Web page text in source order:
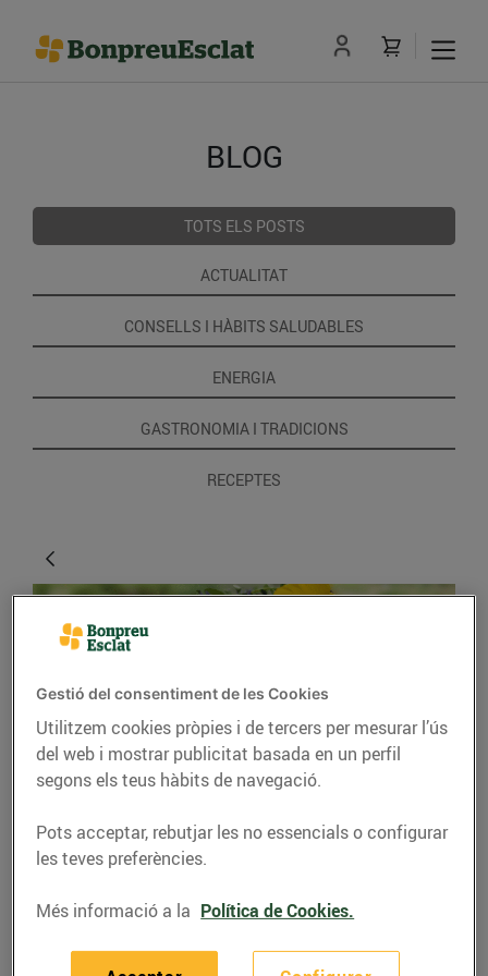
BLOG
TOTS ELS POSTS
ACTUALITAT
CONSELLS I HÀBITS SALUDABLES
ENERGIA
GASTRONOMIA I TRADICIONS
RECEPTES
Lasanya de samfaina i
Recepta realitzada i gravada
pels i les alumnes del CFGM
Gestió del consentiment de les Cookies
Utilitzem cookies pròpies i de tercers per mesurar l’ús
del web i mostrar publicitat basada en un perfil
segons els teus hàbits de navegació.
Pots acceptar, rebutjar les no essencials o configurar
les teves preferències.
Més informació a la Política de Cookies.